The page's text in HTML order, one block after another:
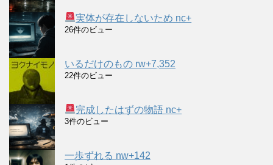
実体が存在しないため nc+
26件のビュー
いるだけのもの rw+7,352
22件のビュー
完成したはずの物語 nc+
3件のビュー
一歩ずれる nw+142